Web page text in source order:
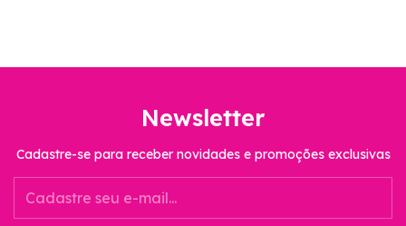
Newsletter
Cadastre-se para receber novidades e promoções exclusivas